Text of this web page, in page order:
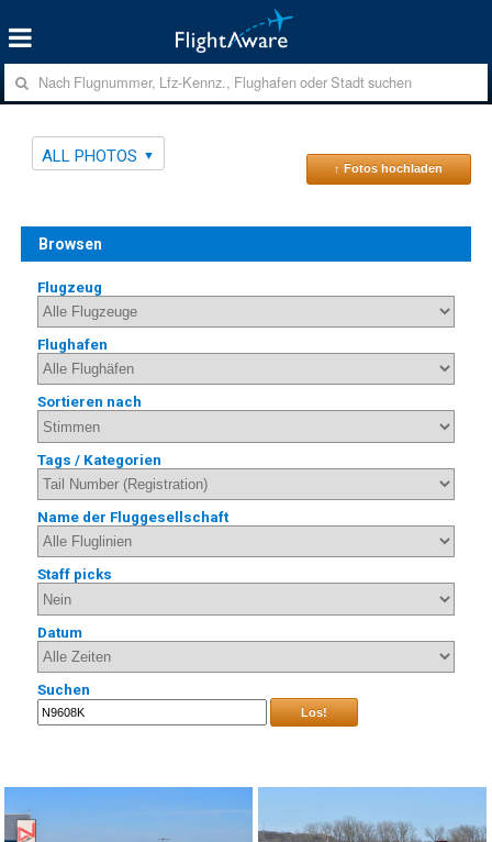
ALL PHOTOS
↑ Fotos hochladen
Browsen
Flugzeug
Flughafen
Sortieren nach
Tags / Kategorien
Name der Fluggesellschaft
Staff picks
Datum
Suchen
Los!